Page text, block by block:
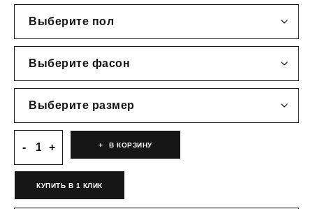
В КОРЗИНУ
КУПИТЬ В 1 КЛИК